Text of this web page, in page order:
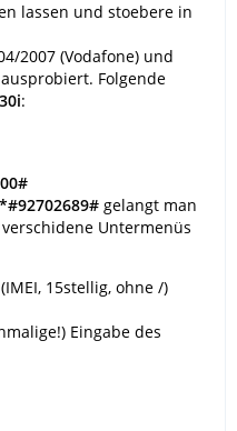
lassen und stoebere in
2007 (Vodafone) und
ausprobiert. Folgende
:
*#92702689# gelangt man
Untermenüs
15stellig, ohne /)
Eingabe des